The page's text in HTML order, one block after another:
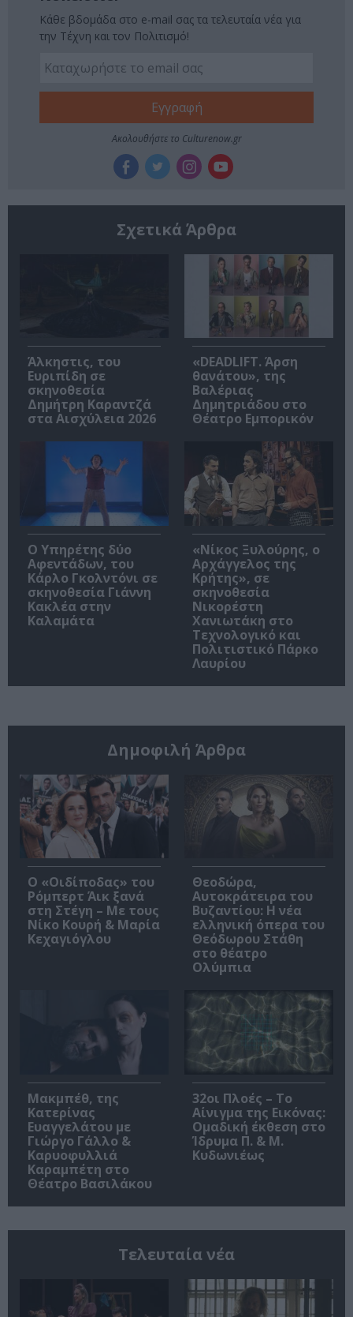
Κάθε βδομάδα στο e-mail σας τα τελευταία νέα για
την Τέχνη και τον Πολιτισμό!
Ακολουθήστε το Culturenow.gr
Σχετικά Άρθρα
Άλκηστις, του
Ευριπίδη σε
σκηνοθεσία
Δημήτρη Καραντζά
στα Αισχύλεια 2026
«DEADLIFT. Άρση
θανάτου», της
Βαλέριας
Δημητριάδου στο
Θέατρο Εμπορικόν
Ο Υπηρέτης δύο
Αφεντάδων, του
Κάρλο Γκολντόνι σε
σκηνοθεσία Γιάννη
Κακλέα στην
Καλαμάτα
«Νίκος Ξυλούρης, ο
Αρχάγγελος της
Κρήτης», σε
σκηνοθεσία
Νικορέστη
Χανιωτάκη στο
Τεχνολογικό και
Πολιτιστικό Πάρκο
Λαυρίου
Δημοφιλή Άρθρα
O «Οιδίποδας» του
Ρόμπερτ Άικ ξανά
στη Στέγη – Με τους
Νίκο Κουρή & Μαρία
Κεχαγιόγλου
Θεοδώρα,
Αυτοκράτειρα του
Βυζαντίου: Η νέα
ελληνική όπερα του
Θεόδωρου Στάθη
στο θέατρο
Ολύμπια
Μακμπέθ, της
Κατερίνας
Ευαγγελάτου με
Γιώργο Γάλλο &
Καρυοφυλλιά
Καραμπέτη στο
Θέατρο Βασιλάκου
32οι Πλοές – Το
Αίνιγμα της Εικόνας:
Ομαδική έκθεση στο
Ίδρυμα Π. & Μ.
Κυδωνιέως
Τελευταία νέα